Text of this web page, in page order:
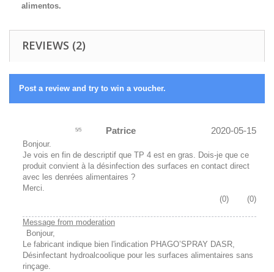
alimentos.
REVIEWS (2)
Post a review and try to win a voucher.
5/5 2020-05-15
Patrice
Bonjour.
Je vois en fin de descriptif que TP 4 est en gras. Dois-je que ce
produit convient à la désinfection des surfaces en contact direct
avec les denrées alimentaires ?
Merci.
(0)
(0)
Message from moderation
Bonjour,
Le fabricant indique bien l'indication PHAGO’SPRAY DASR,
Désinfectant hydroalcoolique pour les surfaces alimentaires sans
rinçage.